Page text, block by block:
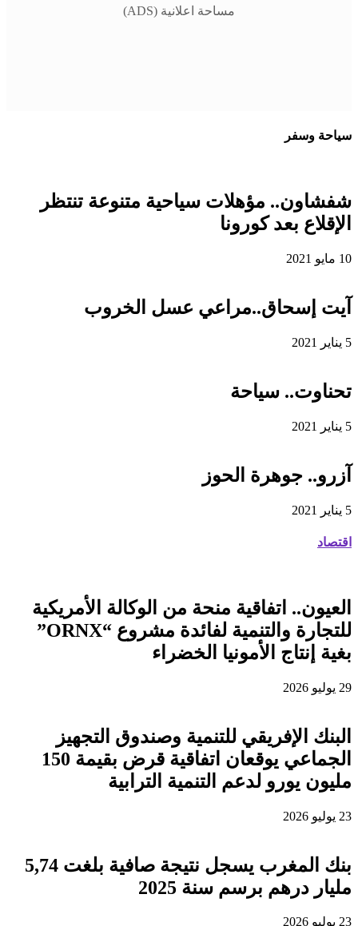
مساحة اعلانية (ADS)
سياحة وسفر
شفشاون.. مؤهلات سياحية متنوعة تنتظر
الإقلاع بعد كورونا
10 مايو 2021
آيت إسحاق..مراعي عسل الخروب
5 يناير 2021
تحناوت.. سياحة
5 يناير 2021
آزرو.. جوهرة الحوز
5 يناير 2021
اقتصاد
العيون.. اتفاقية منحة من الوكالة الأمريكية
للتجارة والتنمية لفائدة مشروع “ORNX”
بغية إنتاج الأمونيا الخضراء
29 يوليو 2026
البنك الإفريقي للتنمية وصندوق التجهيز
الجماعي يوقعان اتفاقية قرض بقيمة 150
مليون يورو لدعم التنمية الترابية
23 يوليو 2026
بنك المغرب يسجل نتيجة صافية بلغت 5,74
مليار درهم برسم سنة 2025
23 يوليو 2026